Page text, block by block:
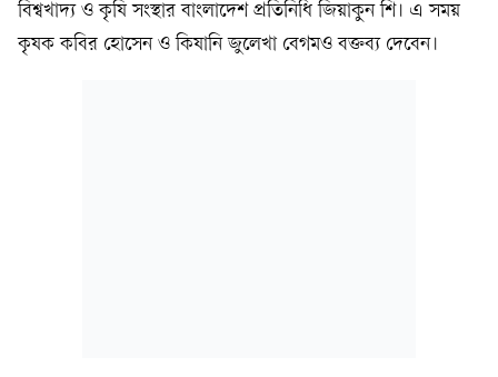
বিশ্বখাদ্য ও কৃষি সংস্থার বাংলাদেশ প্রতিনিধি জিয়াকুন শি। এ সময়
কৃষক কবির হোসেন ও কিষানি জুলেখা বেগমও বক্তব্য দেবেন।